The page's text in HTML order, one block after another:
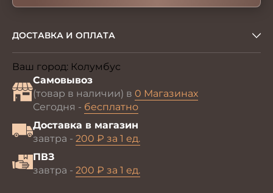
ДОСТАВКА И ОПЛАТА
Ваш город: Колумбус
Самовывоз
(товар в наличии) в 0 Магазинах
Сегодня - бесплатно
Доставка в магазин
завтра - 200 ₽ за 1 ед.
ПВЗ
завтра - 200 ₽ за 1 ед.